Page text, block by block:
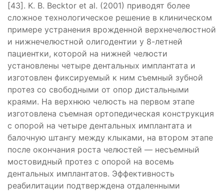
[43]. K. B. Becktor et al. (2001) приводят более
сложное технологическое решение в клиническом
примере устранения врожденной верхнечелюстной
и нижнечелюстной олигодентии у 8-летней
пациентки, которой на нижней челюсти
установлены четыре дентальных имплантата и
изготовлен фиксируемый к ним съемный зубной
протез со свободными от опор дистальными
краями. На верхнюю челюсть на первом этапе
изготовлена съемная ортопедическая конструкция
с опорой на четыре дентальных имплантата и
балочную штангу между клыками, на втором этапе
после окончания роста челюстей — несъемный
мостовидный протез с опорой на восемь
дентальных имплантатов. Эффективность
реабилитации подтверждена отдаленными